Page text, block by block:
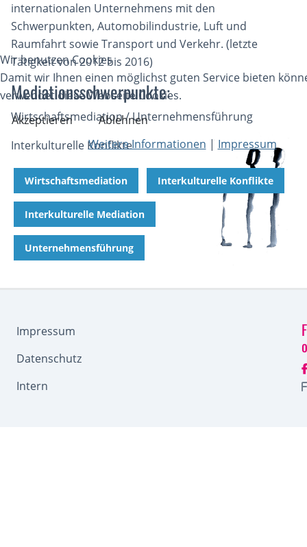
internationalen Unternehmens mit den
Schwerpunkten, Automobilindustrie, Luft und
Raumfahrt sowie Transport und Verkehr. (letzte
Tätigkeit von 2012 bis 2016)
Mediationsschwerpunkte:
Wirtschaftsmediation / Unternehmensführung
Interkulturelle Konflikte
Wirtschaftsmediation Interkulturelle Konflikte
Interkulturelle Mediation
Unternehmensführung
Impressum
Datenschutz
Intern
Wir benutzen Cookies
Damit wir Ihnen einen möglichst guten Service bieten
verwendet diese Webseite Cookies.
Akzeptieren
Ablehnen
Weitere Informationen | Impressum